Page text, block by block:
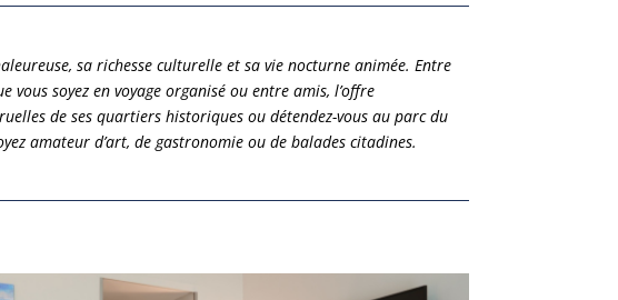
sa richesse culturelle et sa vie nocturne animée. Entre
soyez en voyage organisé ou entre amis, l’offre
de ses quartiers historiques ou détendez-vous au parc du
amateur d’art, de gastronomie ou de balades citadines.